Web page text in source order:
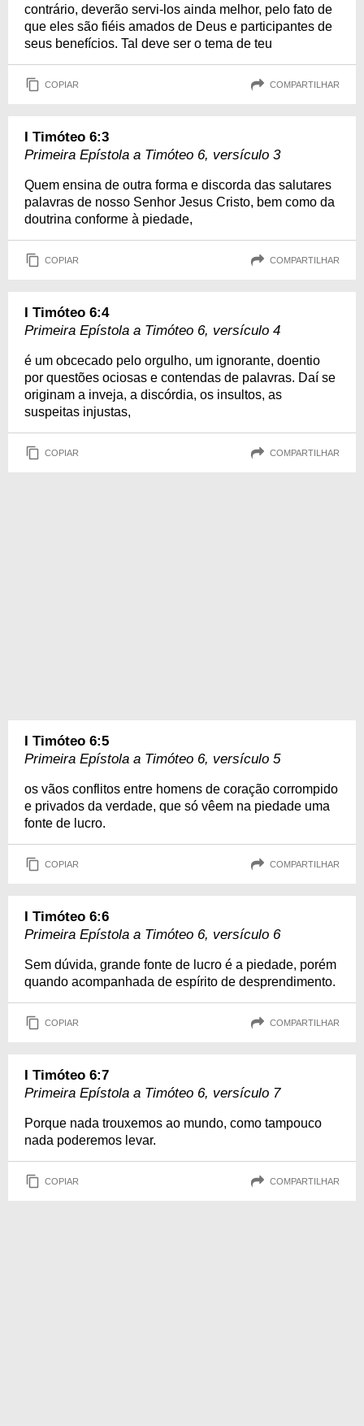
contrário, deverão servi-los ainda melhor, pelo fato de
que eles são fiéis amados de Deus e participantes de
seus benefícios. Tal deve ser o tema de teu
COPIAR COMPARTILHAR
I Timóteo 6:3
Primeira Epístola a Timóteo 6, versículo 3
Quem ensina de outra forma e discorda das salutares
palavras de nosso Senhor Jesus Cristo, bem como da
doutrina conforme à piedade,
COPIAR COMPARTILHAR
I Timóteo 6:4
Primeira Epístola a Timóteo 6, versículo 4
é um obcecado pelo orgulho, um ignorante, doentio
por questões ociosas e contendas de palavras. Daí se
originam a inveja, a discórdia, os insultos, as
suspeitas injustas,
COPIAR COMPARTILHAR
I Timóteo 6:5
Primeira Epístola a Timóteo 6, versículo 5
os vãos conflitos entre homens de coração corrompido
e privados da verdade, que só vêem na piedade uma
fonte de lucro.
COPIAR COMPARTILHAR
I Timóteo 6:6
Primeira Epístola a Timóteo 6, versículo 6
Sem dúvida, grande fonte de lucro é a piedade, porém
quando acompanhada de espírito de desprendimento.
COPIAR COMPARTILHAR
I Timóteo 6:7
Primeira Epístola a Timóteo 6, versículo 7
Porque nada trouxemos ao mundo, como tampouco
nada poderemos levar.
COPIAR COMPARTILHAR